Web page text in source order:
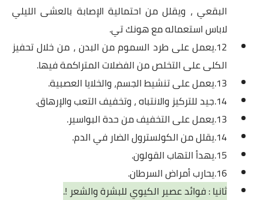
البقعي ، ويقلل من احتمالية الإصابة بالعشى الليلي
لاباس استعماله معهونك تي.
12.يعمل على طرد السموم من البدن ، من خلال تحفيز
الكلى على التخلص من الفضلات المتراكمة فيها.
13.يعمل على تنشيط الجسم، والخلايا العصبية.
14.جيد للتركيز والانتباه ، وتخفيف التعب والإرهاق.
13.يعمل على التخفيف من حدة البواسير.
14.يقلل من الكولسترول الضار في الدم.
15.يهدأ التهاب القولون.
16.يحارب أمراض السرطان.
ثانيا : فوائد عصير الكيوي للبشرة والشعر !.